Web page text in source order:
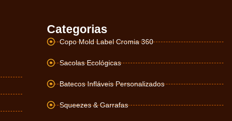
Categorias
Copo Mold Label Cromia 360
Sacolas Ecológicas
Batecos Infláveis Personalizados
Squeezes & Garrafas